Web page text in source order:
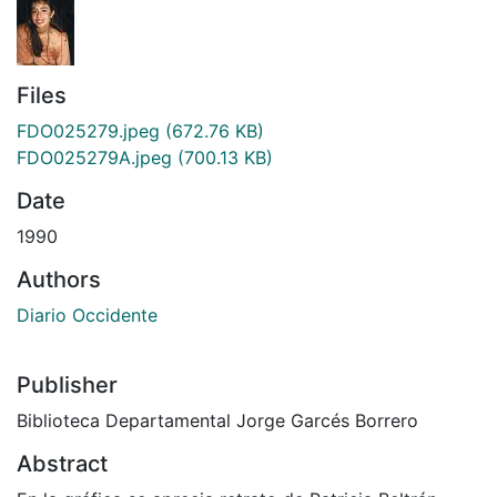
Files
FDO025279.jpeg (672.76 KB)
FDO025279A.jpeg (700.13 KB)
Date
1990
Authors
Diario Occidente
Publisher
Biblioteca Departamental Jorge Garcés Borrero
Abstract